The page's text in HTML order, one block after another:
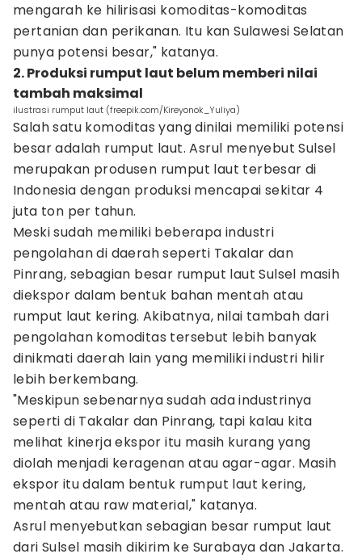
mengarah ke hilirisasi komoditas-komoditas
pertanian dan perikanan. Itu kan Sulawesi Selatan
punya potensi besar," katanya.
2. Produksi rumput laut belum memberi nilai
tambah maksimal
ilustrasi rumput laut (freepik.com/Kireyonok_Yuliya)
Salah satu komoditas yang dinilai memiliki potensi
besar adalah rumput laut. Asrul menyebut Sulsel
merupakan produsen rumput laut terbesar di
Indonesia dengan produksi mencapai sekitar 4
juta ton per tahun.
Meski sudah memiliki beberapa industri
pengolahan di daerah seperti Takalar dan
Pinrang, sebagian besar rumput laut Sulsel masih
diekspor dalam bentuk bahan mentah atau
rumput laut kering. Akibatnya, nilai tambah dari
pengolahan komoditas tersebut lebih banyak
dinikmati daerah lain yang memiliki industri hilir
lebih berkembang.
"Meskipun sebenarnya sudah ada industrinya
seperti di Takalar dan Pinrang, tapi kalau kita
melihat kinerja ekspor itu masih kurang yang
diolah menjadi keragenan atau agar-agar. Masih
ekspor itu dalam bentuk rumput laut kering,
mentah atau raw material," katanya.
Asrul menyebutkan sebagian besar rumput laut
dari Sulsel masih dikirim ke Surabaya dan Jakarta.